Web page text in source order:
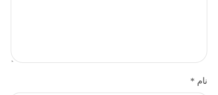
نام *